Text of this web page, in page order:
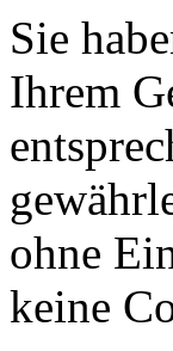
Sie
Ihrem
ohne
keine